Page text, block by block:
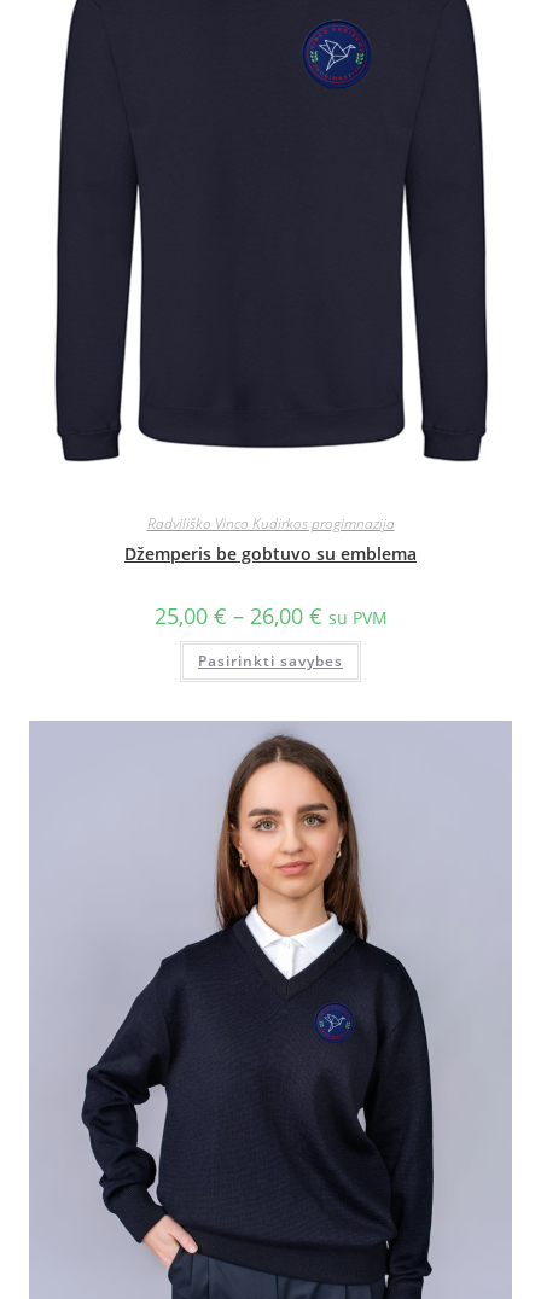
Radviliško Vinco Kudirkos progimnazija
Džemperis be gobtuvo su emblema
25,00 € – 26,00 € su PVM
Pasirinkti savybes